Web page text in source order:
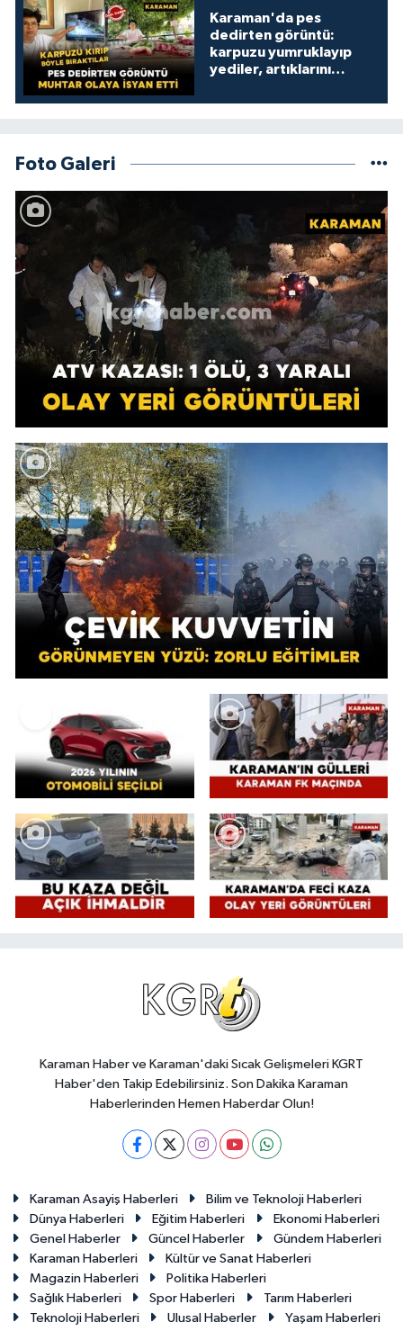
Karaman'da pes
dedirten görüntü:
karpuzu yumruklayıp
yediler, artıklarını
Foto Galeri
Karaman Haber ve Karaman'daki Sıcak Gelişmeleri KGRT
Haber'den Takip Edebilirsiniz. Son Dakika Karaman
Haberlerinden Hemen Haberdar Olun!
Karaman Asayiş Haberleri
Bilim ve Teknoloji Haberleri
Dünya Haberleri
Eğitim Haberleri
Ekonomi Haberleri
Genel Haberler
Güncel Haberler
Gündem Haberleri
Karaman Haberleri
Kültür ve Sanat Haberleri
Magazin Haberleri
Politika Haberleri
Sağlık Haberleri
Spor Haberleri
Tarım Haberleri
Teknoloji Haberleri
Ulusal Haberler Yaşam Haberleri